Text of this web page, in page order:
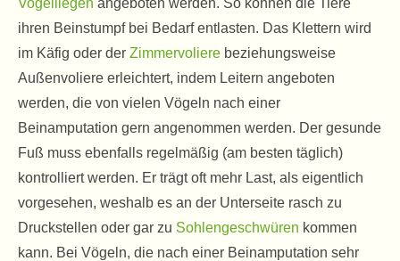
Vogelliegen angeboten werden. So können die Tiere
ihren Beinstumpf bei Bedarf entlasten. Das Klettern wird
im Käfig oder der Zimmervoliere beziehungsweise
Außenvoliere erleichtert, indem Leitern angeboten
werden, die von vielen Vögeln nach einer
Beinamputation gern angenommen werden. Der gesunde
Fuß muss ebenfalls regelmäßig (am besten täglich)
kontrolliert werden. Er trägt oft mehr Last, als eigentlich
vorgesehen, weshalb es an der Unterseite rasch zu
Druckstellen oder gar zu Sohlengeschwüren kommen
kann. Bei Vögeln, die nach einer Beinamputation sehr